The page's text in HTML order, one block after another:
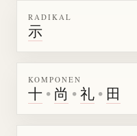
RADIKAL
示
KOMPONEN
十 • 尚 •礼 • 田